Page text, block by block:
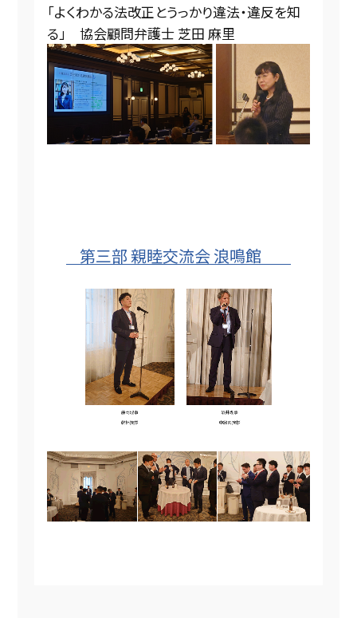
「よくわかる法改正とうっかり違法・違反を知
る」 協会顧問弁護士 芝田 麻里
第三部 親睦交流会 浪鳴館